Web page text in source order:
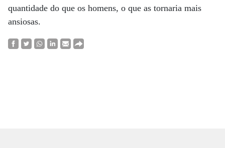
quantidade do que os homens, o que as tornaria mais
ansiosas.